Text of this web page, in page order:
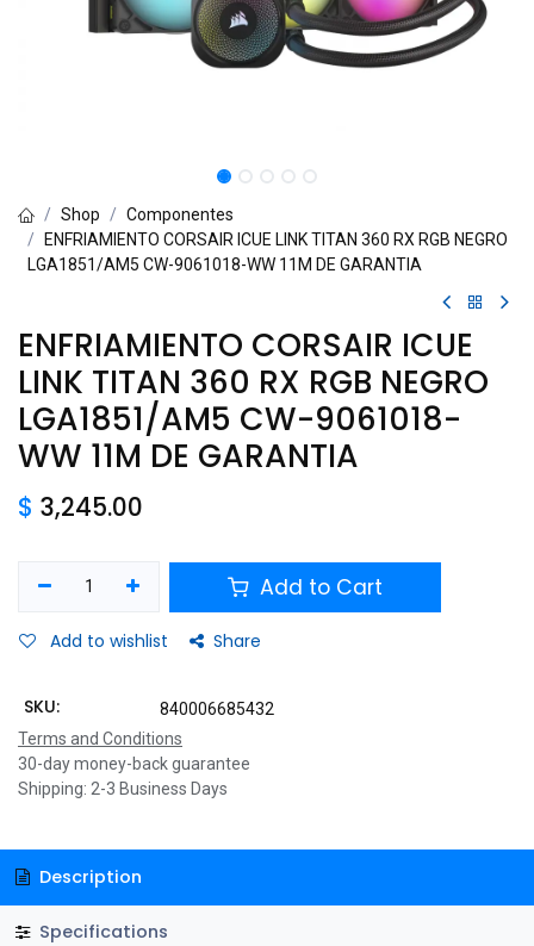
Shop
Componentes
ENFRIAMIENTO CORSAIR ICUE LINK TITAN 360 RX RGB NEGRO
LGA1851/AM5 CW-9061018-WW 11M DE GARANTIA
ENFRIAMIENTO CORSAIR ICUE
LINK TITAN 360 RX RGB NEGRO
LGA1851/AM5 CW-9061018-
WW 11M DE GARANTIA
$ 3,245.00
Add to Cart
Add to wishlist Share
SKU:
840006685432
Terms and Conditions
30-day money-back guarantee
Shipping: 2-3 Business Days
Description
Specifications